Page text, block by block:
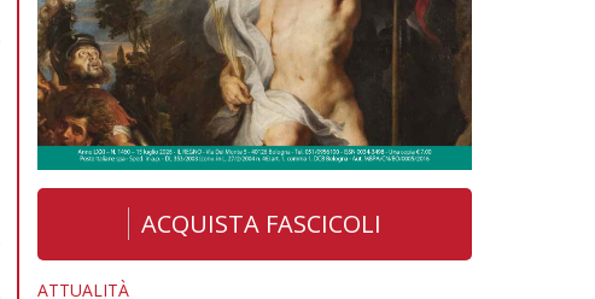
ACQUISTA FASCICOLI
ATTUALITÀ